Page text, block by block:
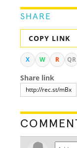
SHARE
COPY LINK
X W R QR
Share link